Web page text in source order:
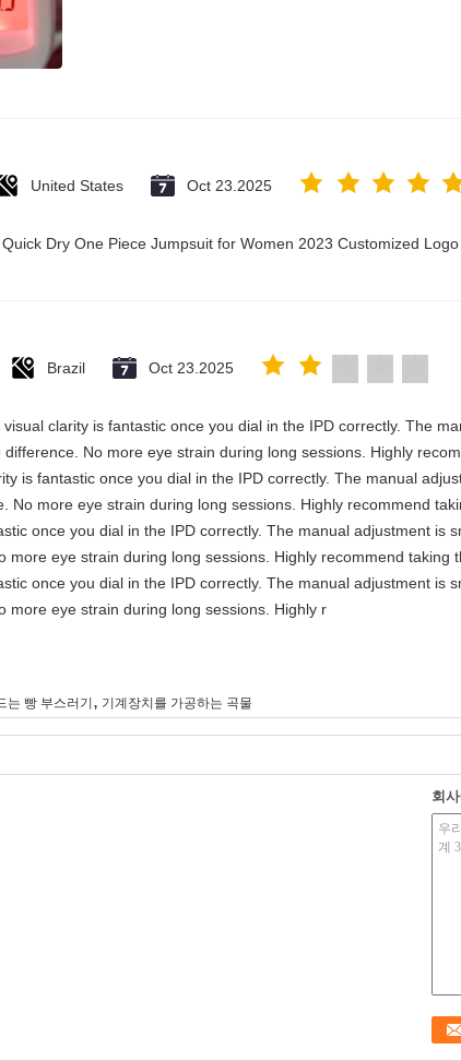
United States Oct 23.2025
Dry One Piece Jumpsuit for Women 2023 Customized
Brazil Oct 23.2025
clarity is fantastic once you dial in the IPD correctly. The
difference. No more eye strain during long sessions. Highly
is fantastic once you dial in the IPD correctly. The manual
No more eye strain during long sessions. Highly recommend
once you dial in the IPD correctly. The manual adjustment is
more eye strain during long sessions. Highly recommend taking
once you dial in the IPD correctly. The manual adjustment is
more eye strain during long sessions. Highly r
는 빵 부스러기 , 기계장치를 가공하는 곡물
회